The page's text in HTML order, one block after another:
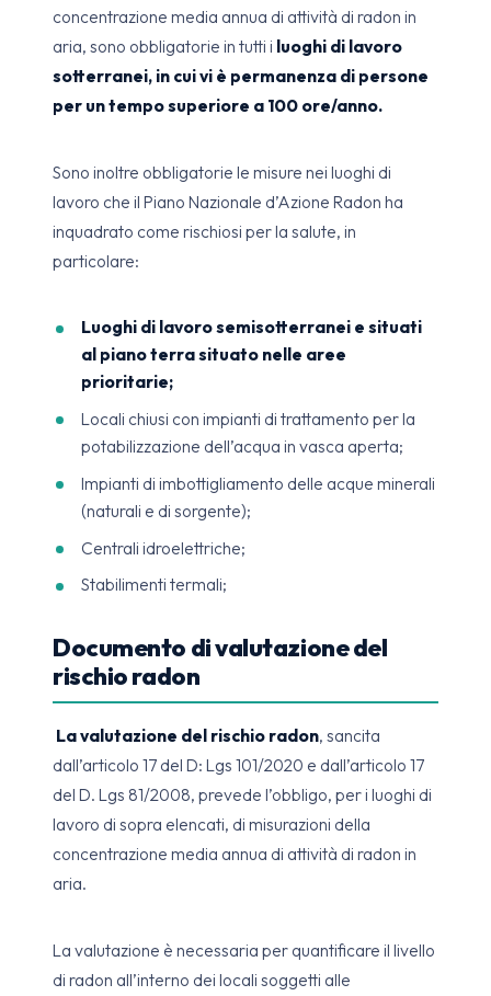
concentrazione media annua di attività di radon in
aria, sono obbligatorie in tutti i luoghi di lavoro
sotterranei, in cui vi è permanenza di persone
per un tempo superiore a 100 ore/anno.
Sono inoltre obbligatorie le misure nei luoghi di
lavoro che il Piano Nazionale d’Azione Radon ha
inquadrato come rischiosi per la salute, in
particolare:
Luoghi di lavoro semisotterranei e situati
al piano terra situato nelle aree
prioritarie;
Locali chiusi con impianti di trattamento per la
potabilizzazione dell’acqua in vasca aperta;
Impianti di imbottigliamento delle acque minerali
(naturali e di sorgente);
Centrali idroelettriche;
Stabilimenti termali;
Documento di valutazione del
rischio radon
La valutazione del rischio radon, sancita
dall’articolo 17 del D: Lgs 101/2020 e dall’articolo 17
del D. Lgs 81/2008, prevede l’obbligo, per i luoghi di
lavoro di sopra elencati, di misurazioni della
concentrazione media annua di attività di radon in
aria.
La valutazione è necessaria per quantificare il livello
di radon all’interno dei locali soggetti alle